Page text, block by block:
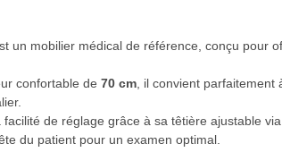
un mobilier médical de référence, conçu pour
confortable de 70 cm , il convient
de réglage grâce à sa têtière ajustable
du patient pour un examen optimal.